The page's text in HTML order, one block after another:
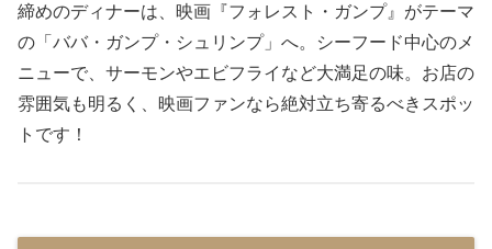
締めのディナーは、映画『フォレスト・ガンプ』がテーマ
の「ババ・ガンプ・シュリンプ」へ。シーフード中心のメ
ニューで、サーモンやエビフライなど大満足の味。お店の
雰囲気も明るく、映画ファンなら絶対立ち寄るべきスポッ
トです！